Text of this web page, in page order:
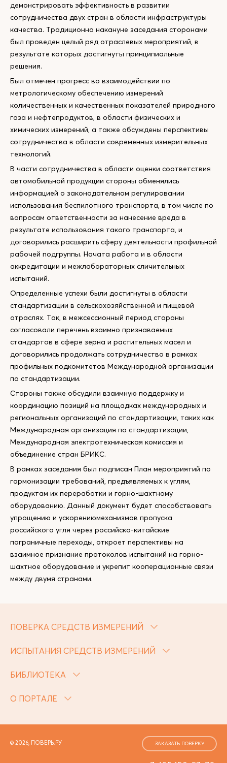
демонстрировать эффективность в развитии
сотрудничества двух стран в области инфраструктуры
качества. Традиционно накануне заседания сторонами
был проведен целый ряд отраслевых мероприятий, в
результате которых достигнуты принципиальные
решения.
Был отмечен прогресс во взаимодействии по
метрологическому обеспечению измерений
количественных и качественных показателей природного
газа и нефтепродуктов, в области физических и
химических измерений, а также обсуждены перспективы
сотрудничества в области современных измерительных
технологий.
В части сотрудничества в области оценки соответствия
автомобильной продукции стороны обменялись
информацией о законодательном регулировании
использования беспилотного транспорта, в том числе по
вопросам ответственности за нанесение вреда в
результате использования такого транспорта, и
договорились расширить сферу деятельности профильной
рабочей подгруппы. Начата работа и в области
аккредитации и межлабораторных сличительных
испытаний.
Определенные успехи были достигнуты в области
стандартизации в сельскохозяйственной и пищевой
отраслях. Так, в межсессионный период стороны
согласовали перечень взаимно признаваемых
стандартов в сфере зерна и растительных масел и
договорились продолжать сотрудничество в рамках
профильных подкомитетов Международной организации
по стандартизации.
Стороны также обсудили взаимную поддержку и
координацию позиций на площадках международных и
региональных организаций по стандартизации, таких как
Международная организация по стандартизации,
Международная электротехническая комиссия и
объединение стран БРИКС.
В рамках заседания был подписан План мероприятий по
гармонизации требований, предъявляемых к углям,
продуктам их переработки и горно-шахтному
оборудованию. Данный документ будет способствовать
упрощению и ускорениюмеханизмов пропуска
российского угля через российско-китайские
пограничные переходы, откроет перспективы на
взаимное признание протоколов испытаний на горно-
шахтное оборудование и укрепит кооперационные связи
между двумя странами.
ПОВЕРКА СРЕДСТВ ИЗМЕРЕНИЙ
ИСПЫТАНИЯ СРЕДСТВ ИЗМЕРЕНИЙ
БИБЛИОТЕКА
О ПОРТАЛЕ
© 2026, ПОВЕРЬ.РУ ЗАКАЗАТЬ ПОВЕРКУ